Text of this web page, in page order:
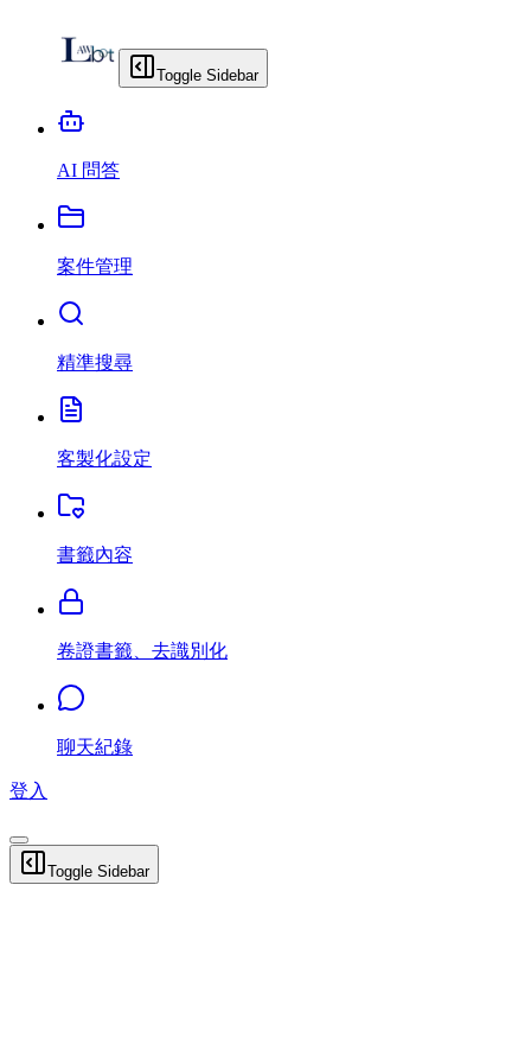
Toggle Sidebar
AI 問答
案件管理
精準搜尋
客製化設定
書籤內容
卷證書籤、去識別化
聊天紀錄
登入
Toggle Sidebar